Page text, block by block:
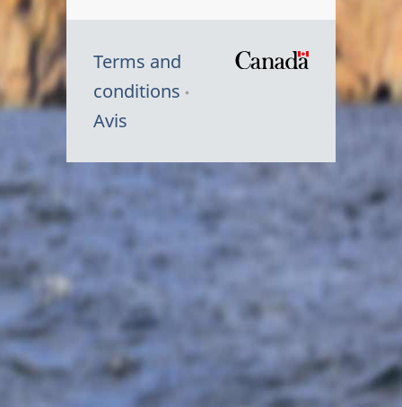
Terms and
conditions
Avis
Symbole
Canada